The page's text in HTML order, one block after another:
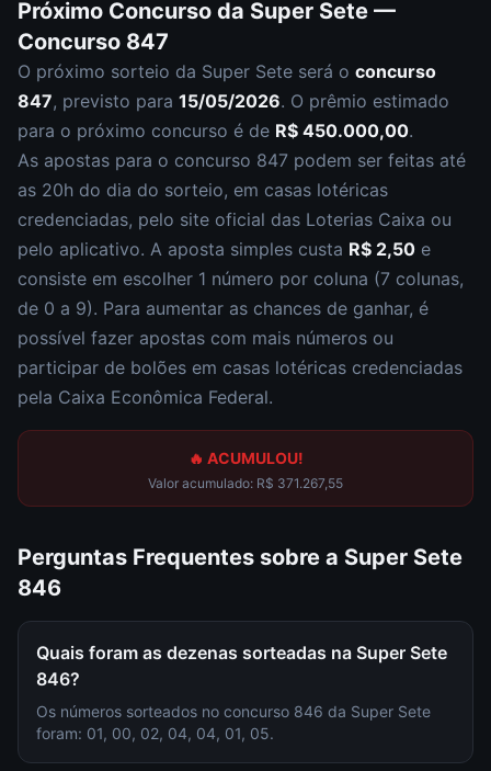
Próximo Concurso da Super Sete —
Concurso 847
O próximo sorteio da Super Sete será o concurso
847, previsto para 15/05/2026. O prêmio estimado
para o próximo concurso é de R$ 450.000,00.
As apostas para o concurso 847 podem ser feitas até
as 20h do dia do sorteio, em casas lotéricas
credenciadas, pelo site oficial das Loterias Caixa ou
pelo aplicativo. A aposta simples custa R$ 2,50 e
consiste em escolher 1 número por coluna (7 colunas,
de 0 a 9). Para aumentar as chances de ganhar, é
possível fazer apostas com mais números ou
participar de bolões em casas lotéricas credenciadas
pela Caixa Econômica Federal.
🔥 ACUMULOU!
Valor acumulado: R$ 371.267,55
Perguntas Frequentes sobre a Super Sete
846
Quais foram as dezenas sorteadas na Super Sete
846?
Os números sorteados no concurso 846 da Super Sete
foram: 01, 00, 02, 04, 04, 01, 05.